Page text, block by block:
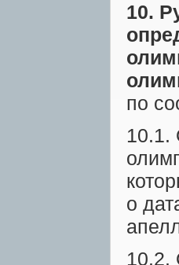
10.
по
10.1.
о
10.2.